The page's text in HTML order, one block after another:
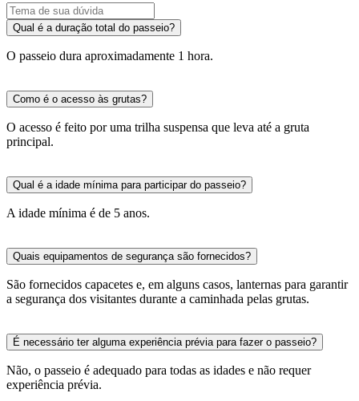
Qual é a duração total do passeio?
O passeio dura aproximadamente 1 hora.
Como é o acesso às grutas?
O acesso é feito por uma trilha suspensa que leva até a gruta
principal.
Qual é a idade mínima para participar do passeio?
A idade mínima é de 5 anos.
Quais equipamentos de segurança são fornecidos?
São fornecidos capacetes e, em alguns casos, lanternas para garantir
a segurança dos visitantes durante a caminhada pelas grutas.
É necessário ter alguma experiência prévia para fazer o passeio?
Não, o passeio é adequado para todas as idades e não requer
experiência prévia.